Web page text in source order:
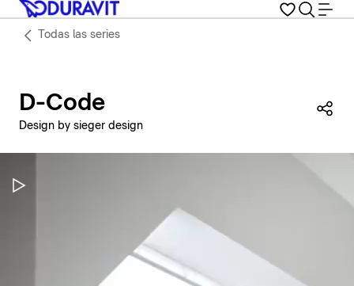
Todas las series
D-Code
Design by sieger design
Pausar vídeo